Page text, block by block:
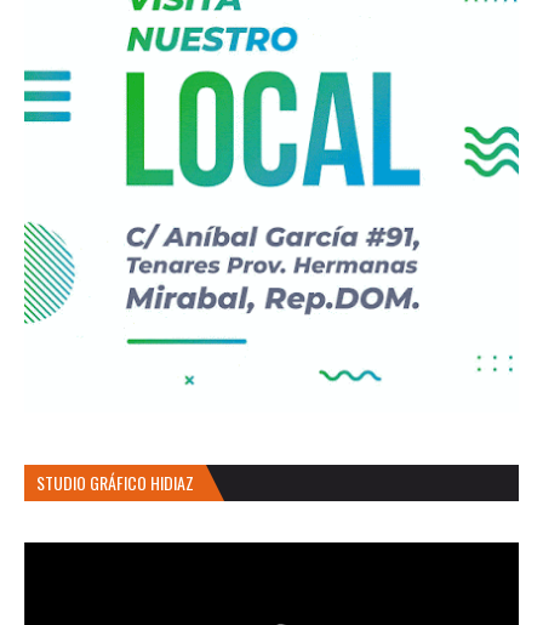
STUDIO GRÁFICO HIDIAZ